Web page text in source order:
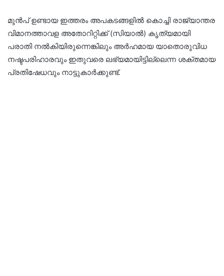
മുൻപ് ഉണ്ടായ ഇത്തരം അപകടങ്ങളിൽ കൊച്ചി രാജ്യാന്തര
വിമാനത്താവള അതോറിറ്റിക്ക് (സിയാൽ) കൃത്യമായി
പരാതി നൽകിയിരുന്നെങ്കിലും അർഹമായ യാതൊരുവിധ
നഷ്ടപരിഹാരവും ഇതുവരെ ലഭ്യമായിട്ടില്ലെന്ന ശക്തമായ
പ്രതിഷേധവും നാട്ടുകാർക്കുണ്ട്.